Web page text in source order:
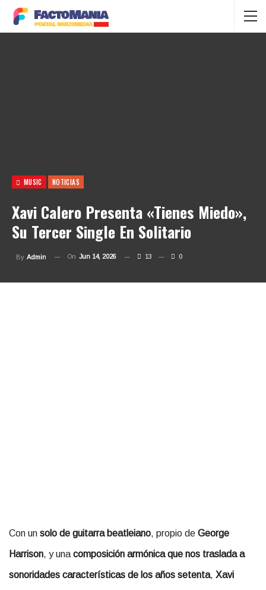
MUSIC NOTICIAS
Xavi Calero Presenta «Tienes Miedo»,
Su Tercer Single En Solitario
By Admin On Jun 14, 2026 13 0
Con un solo de guitarra beatleiano, propio de George
Harrison, y una composición armónica que nos traslada a
sonoridades características de los años setenta, Xavi